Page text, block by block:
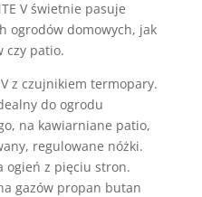
V świetnie pasuje
ogrodów domowych, jak
czy patio.
V z czujnikiem termopary.
do ogrodu
na kawiarniane patio,
regulowane nóżki.
ogień z pięciu stron.
gazów propan butan